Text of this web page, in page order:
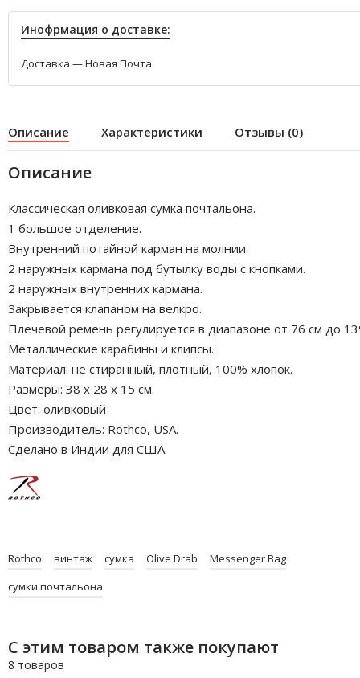
Инофрмация о доставке:
Доставка — Новая Почта
Описание Характеристики Отзывы (0)
Описание
Классическая оливковая сумка почтальона.
1 большое отделение.
Внутренний потайной карман на молнии.
2 наружных кармана под бутылку воды с кнопками.
2 наружных внутренних кармана.
Закрывается клапаном на велкро.
Плечевой ремень регулируется в диапазоне от 76 см до
Металлические карабины и клипсы.
Материал: не стиранный, плотный, 100% хлопок.
Размеры: 38 х 28 х 15 см.
Цвет: оливковый
Производитель: Rothco, USA.
Сделано в Индии для США.
Rothco винтаж сумка Olive Drab
Messenger Bag
сумки почтальона
С этим товаром также покупают
8 товаров